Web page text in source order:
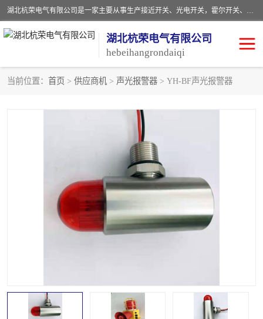
湖北杭荣电气有限公司是一家主要从事生产接近开关、光电开关，霍尔开关、两级跑偏开关、双向拉绳开关、速度监测器、皮带打滑开关、阻旋式料位开关、皮带纵向撕裂开关、溜槽堵塞开关、声光报警器、矿用磁性井筒开关等，主营行业：电气设备、仪器仪表制造, 高低压电器，成套电气设备，矿用防爆机电设备，皮带机综合保护系统，防爆电器，传感器，工矿配件，电器配件，自动化工业机器人的研发，制造，加工销售。
湖北杭荣电气有限公司
hebeihangrondaiqi
当前位置： 首页 > 供应商机 > 声光报警器 > YH-BF声光报警器
浮球开关
声光报警器
滑线指示灯
接近开关 光电开关
撕裂开关